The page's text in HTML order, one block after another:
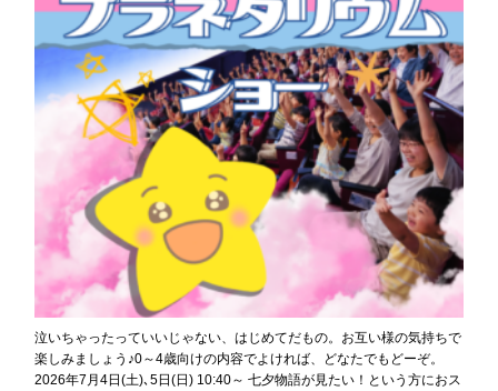
泣いちゃったっていいじゃない、はじめてだもの。お互い様の気持ちで
楽しみましょう♪0～4歳向けの内容でよければ、どなたでもどーぞ。
2026年7月4日(土)､5日(日) 10:40～ 七夕物語が見たい！という方におス